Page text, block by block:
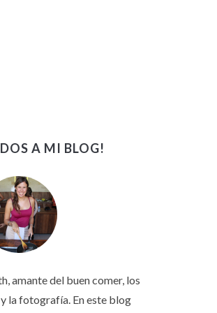
A MI BLOG!
amante del buen comer, los
la fotografía. En este blog